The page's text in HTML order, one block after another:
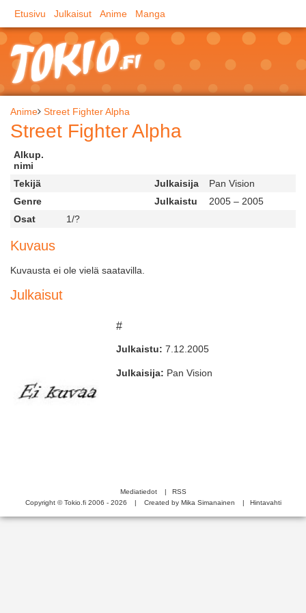
Etusivu Julkaisut Anime Manga
Anime Street Fighter Alpha
Street Fighter Alpha
Alkup.
nimi
Tekijä
Julkaisija
Pan Vision
Genre
Julkaistu
2005 – 2005
Osat
1/?
Kuvaus
Kuvausta ei ole vielä saatavilla.
Julkaisut
#
Julkaistu: 7.12.2005
Julkaisija: Pan Vision
Mediatiedot |
RSS
Copyright © Tokio.fi 2006 - 2026
| Created by Mika Simanainen | Hintavahti